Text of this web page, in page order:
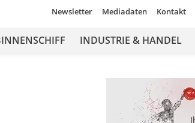
Newsletter Mediadaten Kontakt
INDUSTRIE & HANDEL